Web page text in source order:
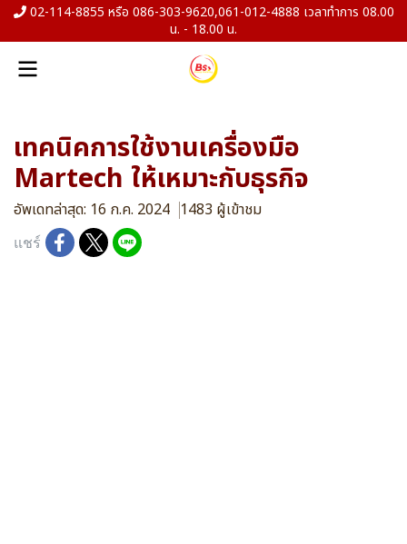
02-114-8855 หรือ 086-303-9620,061-012-4888 เวลาทำการ 08.00
น. - 18.00 น.
เทคนิคการใช้งานเครื่องมือ
Martech ให้เหมาะกับธุรกิจ
อัพเดทล่าสุด: 16 ก.ค. 2024 1483 ผู้เข้าชม
แชร์